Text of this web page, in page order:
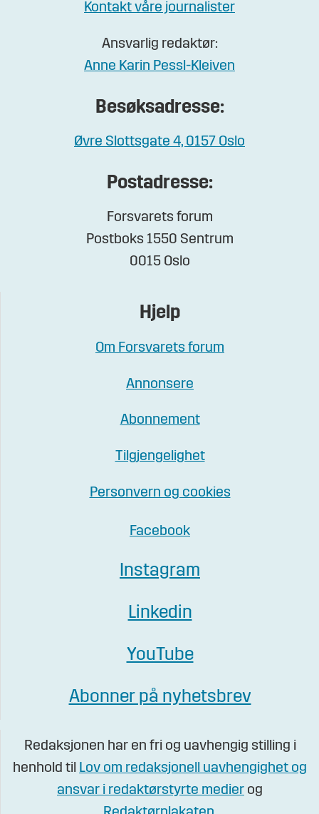
Kontakt våre journalister
Ansvarlig redaktør:
Anne Karin Pessl-Kleiven
Besøksadresse:
Øvre Slottsgate 4, 0157 Oslo
Postadresse:
Forsvarets forum
Postboks 1550 Sentrum
0015 Oslo
Hjelp
Om Forsvarets forum
Annonsere
Abonnement
Tilgjengelighet
Personvern og cookies
Facebook
Instagram
Linkedin
YouTube
Abonner på nyhetsbrev
Redaksjonen har en fri og uavhengig stilling i
henhold til Lov om redaksjonell uavhengighet og
ansvar i redaktørstyrte medier og